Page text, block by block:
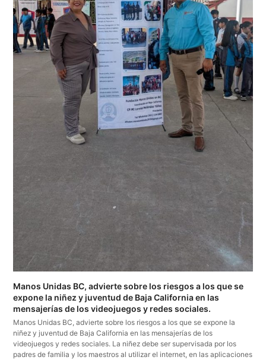
Manos Unidas BC, advierte sobre los riesgos a los que se
expone la niñez y juventud de Baja California en las
mensajerías de los videojuegos y redes sociales.
Manos Unidas BC, advierte sobre los riesgos a los que se expone la
niñez y juventud de Baja California en las mensajerías de los
videojuegos y redes sociales. La niñez debe ser supervisada por los
padres de familia y los maestros al utilizar el internet, en las aplicaciones